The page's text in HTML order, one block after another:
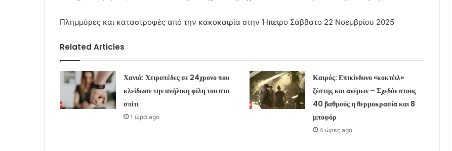
Πλημμύρες και καταστροφές από την κακοκαιρία στην Ήπειρο Σάββατο 22 Νοεμβρίου 2025
Related Articles
Χανιά: Χειροπέδες σε 24χρονο που
κλείδωσε την ανήλικη φίλη του στο
σπίτι
1 ώρα ago
Καιρός: Επικίνδυνο «κοκτέιλ»
ζέστης και ανέμων – Σχεδόν στους
40 βαθμούς η θερμοκρασία και 8
μποφόρ
4 ώρες ago